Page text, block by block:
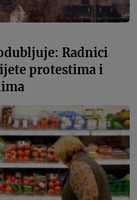
Radnici
protestima i